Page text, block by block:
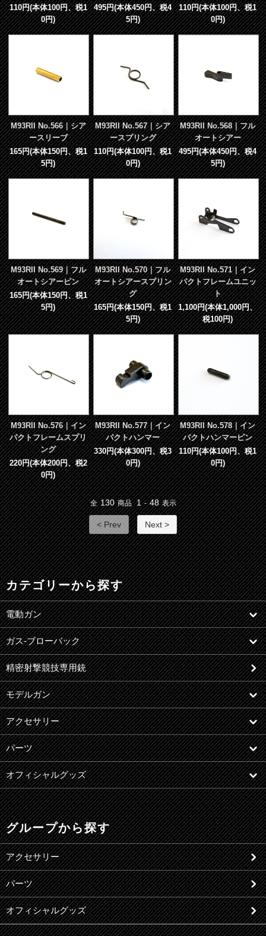
110円(本体100円、税1
0円)
495円(本体450円、税4
5円)
110円(本体100円、税1
0円)
M93RII No.566｜シア
ースリーブ
165円(本体150円、税1
5円)
M93RII No.567｜シア
ースプリング
110円(本体100円、税1
0円)
M93RII No.568｜フル
オートシアー
495円(本体450円、税4
5円)
M93RII No.569｜フル
オートシアーピン
165円(本体150円、税1
5円)
M93RII No.570｜フル
オートシアースプリン
グ
165円(本体150円、税1
5円)
M93RII No.571｜イン
パクトフレームユニッ
ト
1,100円(本体1,000円、
税100円)
M93RII No.576｜イン
パクトフレームスプリ
ング
220円(本体200円、税2
0円)
M93RII No.577｜イン
パクトハンマー
330円(本体300円、税3
0円)
M93RII No.578｜イン
パクトハンマーピン
110円(本体100円、税1
0円)
全 130 商品 1 - 48 表示
< Prev Next >
カテゴリーから探す
電動ガン
ガス-ブローバック
精密射撃競技専用銃
モデルガン
アクセサリー
パーツ
オフィシャルグッズ
グループから探す
アクセサリー
パーツ
オフィシャルグッズ